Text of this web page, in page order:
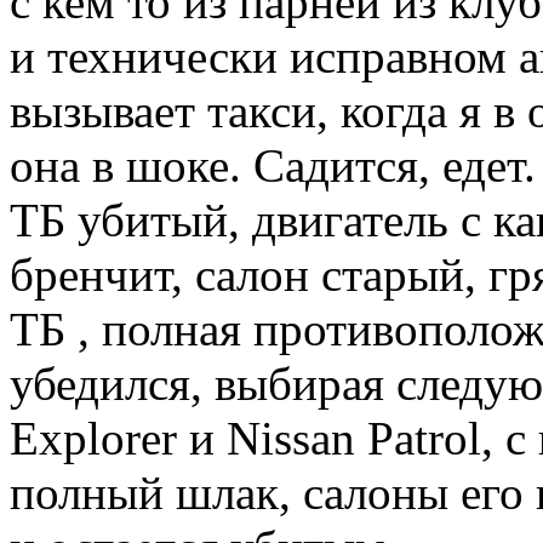
и технически исправном
вызывает такси, когда я
она в шоке. Садится,
ТБ убитый, двигатель с
бренчит, салон старый,
ТБ , полная
убедился, выбирая
Explorer и Nissan Patrol,
полный шлак, салоны его